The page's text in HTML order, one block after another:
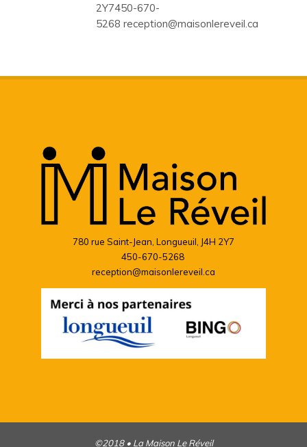
2Y7450-670-
5268 reception@maisonlereveil.ca
780 rue Saint-Jean, Longueuil, J4H 2Y7
450-670-5268
reception@maisonlereveil.ca
©2018 • La Maison Le Réveil